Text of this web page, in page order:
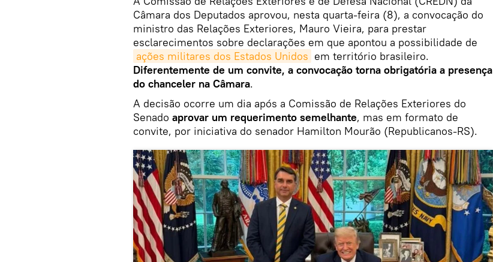
Câmara dos Deputados aprovou, nesta quarta-feira (8), a convocação do
ministro das Relações Exteriores, Mauro Vieira, para prestar
esclarecimentos sobre declarações em que apontou a possibilidade de
ações militares dos Estados Unidos em território brasileiro.
Diferentemente de um convite, a convocação torna obrigatória a presença
do chanceler na Câmara.
A decisão ocorre um dia após a Comissão de Relações Exteriores do
Senado aprovar um requerimento semelhante, mas em formato de
convite, por iniciativa do senador Hamilton Mourão (Republicanos-RS).